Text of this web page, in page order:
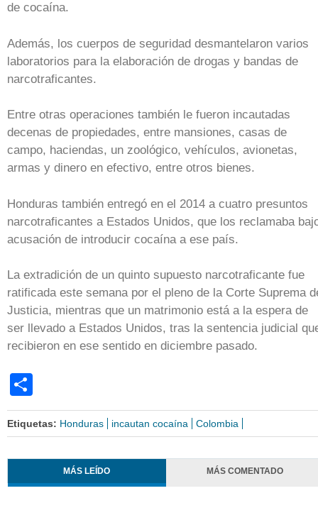
de cocaína.
Además, los cuerpos de seguridad desmantelaron varios
laboratorios para la elaboración de drogas y bandas de
narcotraficantes.
Entre otras operaciones también le fueron incautadas
decenas de propiedades, entre mansiones, casas de
campo, haciendas, un zoológico, vehículos, avionetas,
armas y dinero en efectivo, entre otros bienes.
Honduras también entregó en el 2014 a cuatro presuntos
narcotraficantes a Estados Unidos, que los reclamaba
acusación de introducir cocaína a ese país.
La extradición de un quinto supuesto narcotraficante fue
ratificada este semana por el pleno de la Corte Suprema
Justicia, mientras que un matrimonio está a la espera de
ser llevado a Estados Unidos, tras la sentencia judicial
recibieron en ese sentido en diciembre pasado.
Etiquetas: Honduras incautan cocaína Colombia
MÁS LEÍDO MÁS COMENTADO